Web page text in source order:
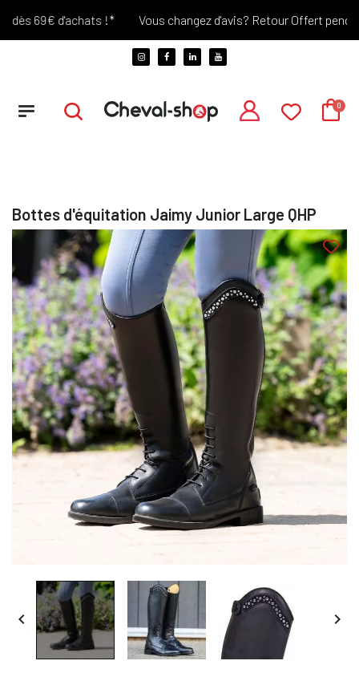
69€ d'achats !* Vous changez d'avis? Retour Offert pendant
Bottes d'équitation Jaimy Junior Large QHP
 